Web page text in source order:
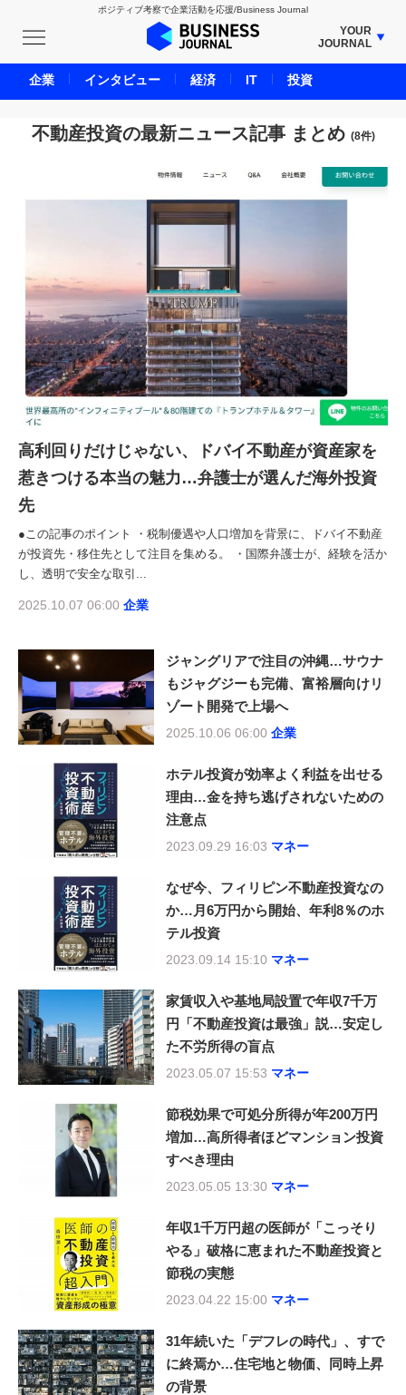
ポジティブ考察で企業活動を応援/Business Journal
YOUR
JOURNAL
BUSINESS JOURNAL
UNICORN JOURNAL
CARBON CREDITS JOURNAL
ENERGY MANAGEMENT JOURNAL
INBOUND JOURNAL
AI JOURNAL
REAL ESTATE BROKERAGE JOURNAL
SMART MARKETING JOURNAL
BPaaS JOURNAL
ADOPTABLE DOG JOURNAL
不動産投資の最新ニュース記事 まとめ (8件)
高利回りだけじゃない、ドバイ不動産が資産家を
惹きつける本当の魅力…弁護士が選んだ海外投資
先
●この記事のポイント ・税制優遇や人口増加を背景に、ドバイ不動産
が投資先・移住先として注目を集める。 ・国際弁護士が、経験を活か
し、透明で安全な取引...
2025.10.07 06:00 企業
ジャングリアで注目の沖縄…サウナ
もジャグジーも完備、富裕層向けリ
ゾート開発で上場へ
2025.10.06 06:00 企業
ホテル投資が効率よく利益を出せる
理由…金を持ち逃げされないための
注意点
2023.09.29 16:03 マネー
なぜ今、フィリピン不動産投資なの
か…月6万円から開始、年利8％のホ
テル投資
2023.09.14 15:10 マネー
家賃収入や基地局設置で年収7千万
円「不動産投資は最強」説…安定し
た不労所得の盲点
2023.05.07 15:53 マネー
節税効果で可処分所得が年200万円
増加…高所得者ほどマンション投資
すべき理由
2023.05.05 13:30 マネー
年収1千万円超の医師が「こっそり
やる」破格に恵まれた不動産投資と
節税の実態
2023.04.22 15:00 マネー
31年続いた「デフレの時代」、すで
に終焉か…住宅地と物価、同時上昇
の背景
企業 インタビュー 経済 IT 投資